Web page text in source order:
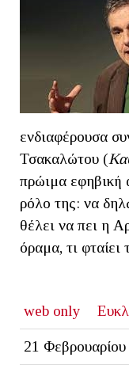
ενδιαφέρουσα
Τσακαλώτου (
πρώιμα εφηβική
ρόλο της: να
θέλει να πει η
όραμα, τι
web only
21